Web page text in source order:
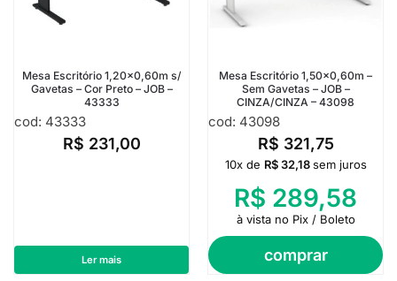
Mesa Escritório 1,20×0,60m s/
Gavetas – Cor Preto – JOB –
43333
cod: 43333
R$ 231,00
Ler mais
Mesa Escritório 1,50×0,60m –
Sem Gavetas – JOB –
CINZA/CINZA – 43098
cod: 43098
R$ 321,75
comprar
10x de R$32,18 sem juros
R$ 289,58
à vista no Pix / Boleto